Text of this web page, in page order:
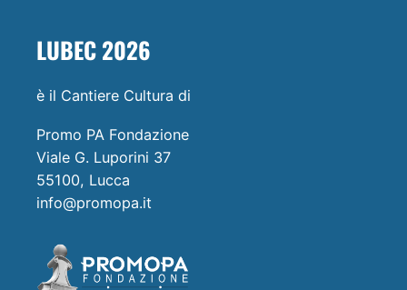
LUBEC 2026
è il Cantiere Cultura di
Promo PA Fondazione
Viale G. Luporini 37
55100, Lucca
info@promopa.it